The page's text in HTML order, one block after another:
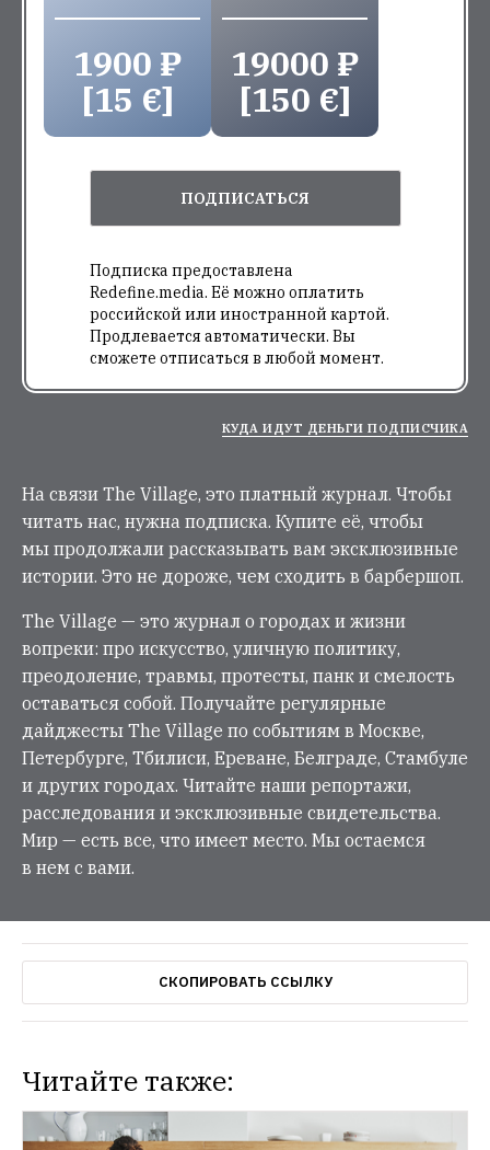
1900 ₽
[15 €]
19000 ₽
[150 €]
ПОДПИСАТЬСЯ
Подписка предоставлена
Redefine.media. Её можно оплатить
российской или иностранной картой.
Продлевается автоматически. Вы
сможете отписаться в любой момент.
КУДА ИДУТ ДЕНЬГИ ПОДПИСЧИКА
На связи The Village, это платный журнал. Чтобы
читать нас, нужна подписка. Купите её, чтобы
мы продолжали рассказывать вам эксклюзивные
истории. Это не дороже, чем сходить в барбершоп.
The Village — это журнал о городах и жизни
вопреки: про искусство, уличную политику,
преодоление, травмы, протесты, панк и смелость
оставаться собой. Получайте регулярные
дайджесты The Village по событиям в Москве,
Петербурге, Тбилиси, Ереване, Белграде, Стамбуле
и других городах. Читайте наши репортажи,
расследования и эксклюзивные свидетельства.
Мир — есть все, что имеет место. Мы остаемся
в нем с вами.
СКОПИРОВАТЬ ССЫЛКУ
Читайте также: